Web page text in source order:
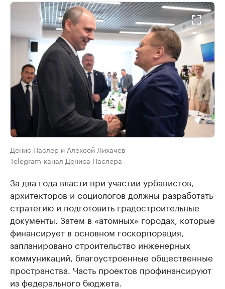
Денис Паслер и Алексей Лихачев
Telegram-канал Дениса Паслера
За два года власти при участии урбанистов,
архитекторов и социологов должны разработать
стратегию и подготовить градостроительные
документы. Затем в «атомных» городах, которые
финансирует в основном госкорпорация,
запланировано строительство инженерных
коммуникаций, благоустроенные общественные
пространства. Часть проектов профинансируют
из федерального бюджета.